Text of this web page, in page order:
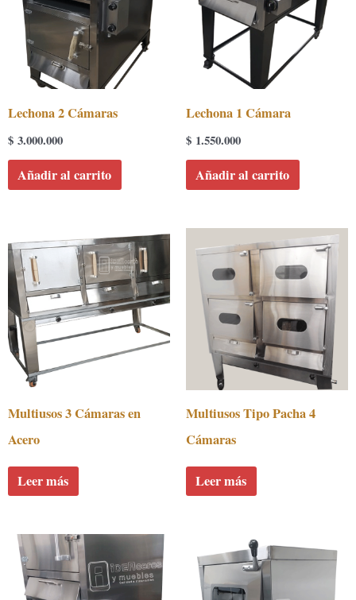
Lechona 2 Cámaras
$ 3.000.000
Añadir al carrito
Lechona 1 Cámara
$ 1.550.000
Añadir al carrito
Multiusos 3 Cámaras en
Acero
Leer más
Multiusos Tipo Pacha 4
Cámaras
Leer más